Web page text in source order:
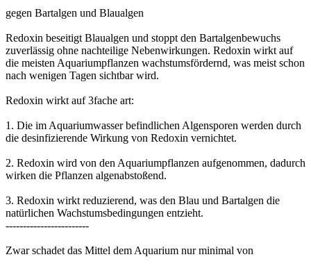
gegen Bartalgen und Blaualgen
Redoxin beseitigt Blaualgen und stoppt den Bartalgenbewuchs
zuverlässig ohne nachteilige Nebenwirkungen. Redoxin wirkt auf
die meisten Aquariumpflanzen wachstumsfördernd, was meist schon
nach wenigen Tagen sichtbar wird.
Redoxin wirkt auf 3fache art:
1. Die im Aquariumwasser befindlichen Algensporen werden durch
die desinfizierende Wirkung von Redoxin vernichtet.
2. Redoxin wird von den Aquariumpflanzen aufgenommen, dadurch
wirken die Pflanzen algenabstoßend.
3. Redoxin wirkt reduzierend, was den Blau und Bartalgen die
natürlichen Wachstumsbedingungen entzieht.
------------------------
Zwar schadet das Mittel dem Aquarium nur minimal von